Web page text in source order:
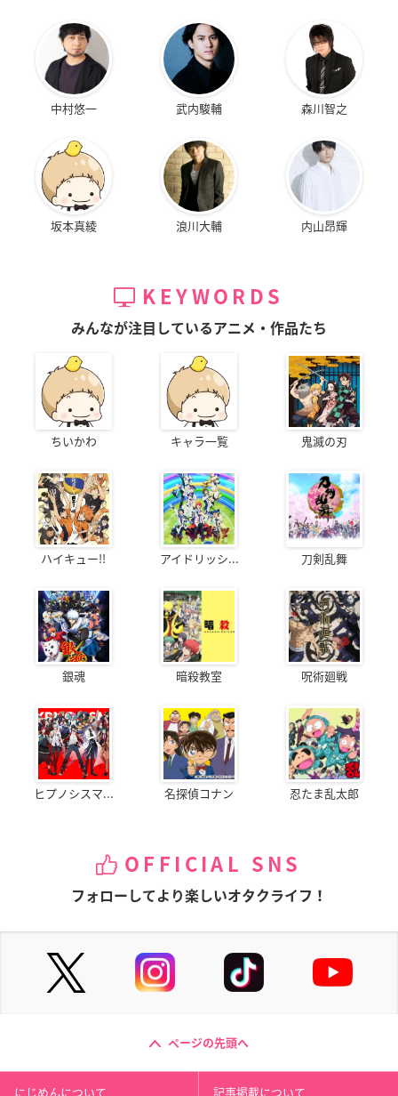
中村悠一 武内駿輔 森川智之
坂本真綾 浪川大輔 内山昂輝
KEYWORDS
みんなが注目しているアニメ・作品たち
ちいかわ キャラ一覧 鬼滅の刃
ハイキュー!! アイドリッシ... 刀剣乱舞
銀魂 暗殺教室 呪術廻戦
ヒプノシスマ... 名探偵コナン 忍たま乱太郎
OFFICIAL SNS
フォローしてより楽しいオタクライフ！
ページの先頭へ
にじめんについて 記事掲載について